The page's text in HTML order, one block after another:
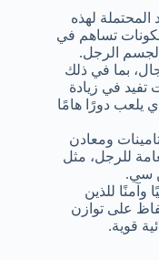
المحتملة لهذه
تساهم في
لجسم الرجل.
بما في ذلك
تفيد في زيادة
يلعب دورًا هامًا
ومعادن
للرجل، مثل
سي.
وآمنًا للذين
على توازن
قوية.